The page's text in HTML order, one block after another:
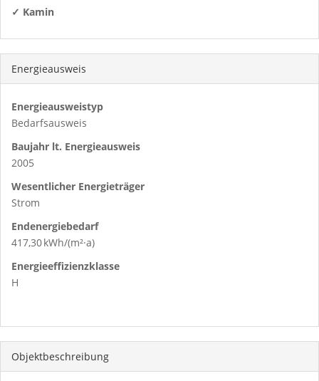
✓ Kamin
Energieausweis
Energieausweistyp
Bedarfs­ausweis
Baujahr lt. Energieausweis
2005
Wesentlicher Energieträger
Strom
Endenergie­bedarf
417,30 kWh/(m²·a)
Energie­effizienz­klasse
H
Objekt­beschreibung